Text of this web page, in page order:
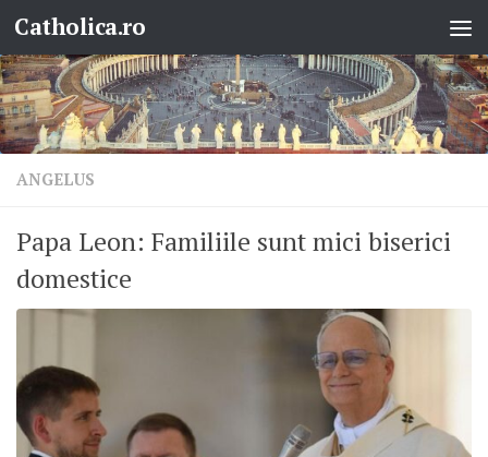
Skip to content
Catholica.ro
ANGELUS
Papa Leon: Familiile sunt mici biserici
domestice